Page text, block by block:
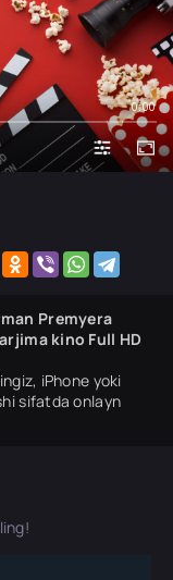
0:00
Premyera
kino Full HD
iPhone yoki
sifatda onlayn